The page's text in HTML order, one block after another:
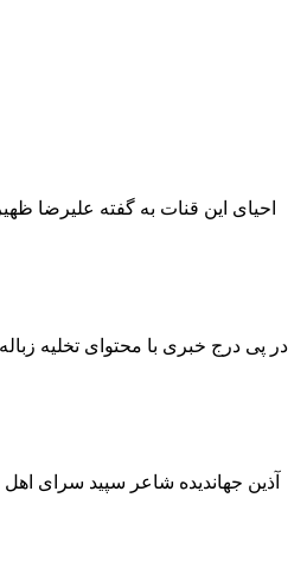
در پی درج خبری با محتوای تخلیه
آذین جهاندیده شاعر سپید سرای